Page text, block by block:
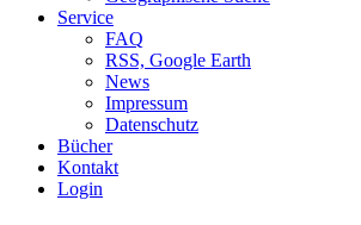
Service
FAQ
RSS, Google Earth
News
Impressum
Datenschutz
Bücher
Kontakt
Login